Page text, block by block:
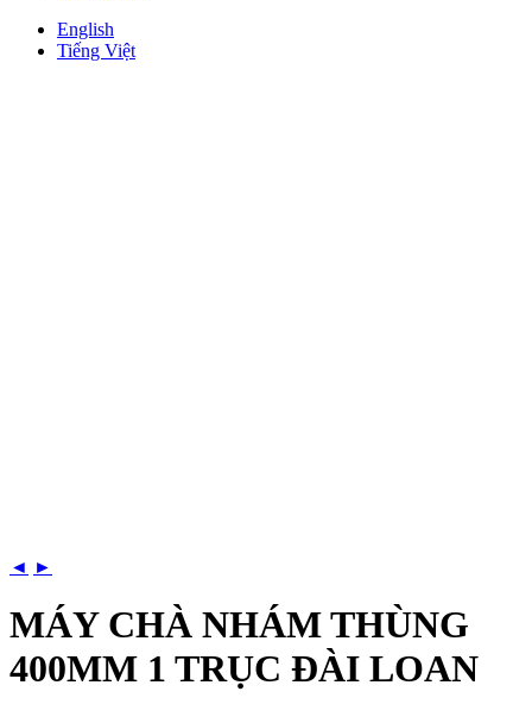
English
Tiếng Việt
◄ ►
MÁY CHÀ NHÁM THÙNG
400MM 1 TRỤC ĐÀI LOAN